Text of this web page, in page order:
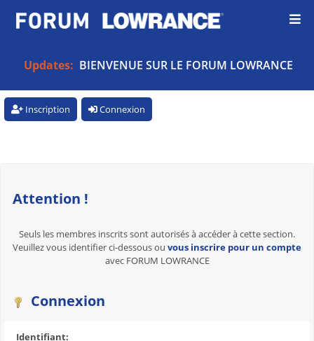
Updates: BIENVENUE SUR LE FORUM LOWRANCE
Inscription Connexion
Attention !
Seuls les membres inscrits sont autorisés à accéder à cette section.
Veuillez vous identifier ci-dessous ou vous inscrire pour un compte
avec FORUM LOWRANCE
Connexion
Identifiant: